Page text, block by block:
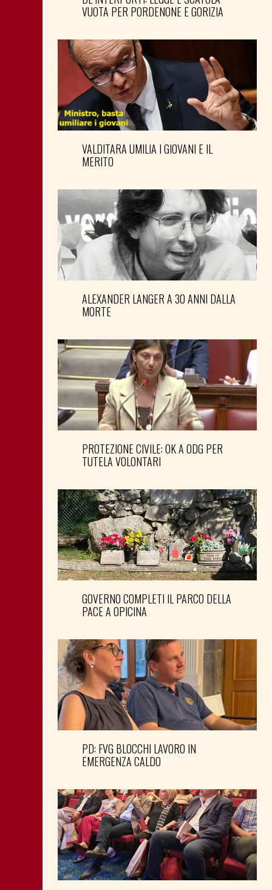
VUOTA PER PORDENONE E GORIZIA
VALDITARA UMILIA I GIOVANI E IL
MERITO
ALEXANDER LANGER A 30 ANNI DALLA
MORTE
PROTEZIONE CIVILE: OK A ODG PER
TUTELA VOLONTARI
GOVERNO COMPLETI IL PARCO DELLA
PACE A OPICINA
PD: FVG BLOCCHI LAVORO IN
EMERGENZA CALDO